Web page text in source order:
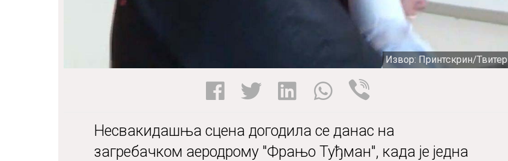
Извор: Принтскрин/Твитер
Несвакидашња сцена догодила се данас на
загребачком аеродрому "Фрањо Туђман", када је једна